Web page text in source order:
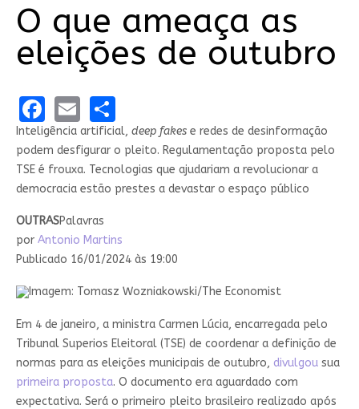
O que ameaça as
eleições de outubro
Facebook
EmailShare
Inteligência artificial, deep fakese redes de desinformação
podem desfigurar o pleito. Regulamentação proposta pelo
TSE é frouxa. Tecnologias que ajudariam a revolucionar a
democracia estão prestes a devastar o espaço público
OUTRASPalavras
por Antonio Martins
Publicado 16/01/2024 às 19:00
Imagem: Tomasz Wozniakowski/The Economist
Em 4 de janeiro, a ministra Carmen Lúcia, encarregada pelo
Tribunal Superios Eleitoral (TSE) de coordenar a definição de
normas para as eleições municipais de outubro, divulgousua
primeira proposta. O documento era aguardado com
expectativa. Será o primeiro pleito brasileiro realizado após